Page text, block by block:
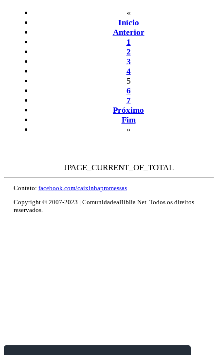
«
Início
Anterior
1
2
3
4
5
6
7
Próximo
Fim
»
JPAGE_CURRENT_OF_TOTAL
Contato: facebook.com/caixinhapromessas
Copyright © 2007-2023 | ComunidadeaBíblia.Net. Todos os direitos
reservados.